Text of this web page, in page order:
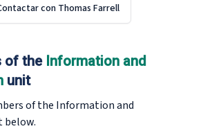
con Thomas Farrell
of the Information and
unit
of the Information and
below.